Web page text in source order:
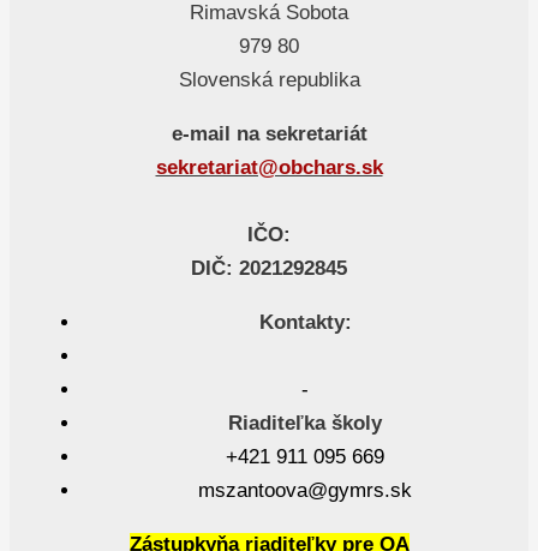
Rimavská Sobota
979 80
Slovenská republika
e-mail na sekretariát
sekretariat@obchars.sk
IČO:
DIČ: 2021292845
Kontakty:
-
Riaditeľka školy
+421 911 095 669
mszantoova@gymrs.sk
Zástupkyňa riaditeľky pre OA